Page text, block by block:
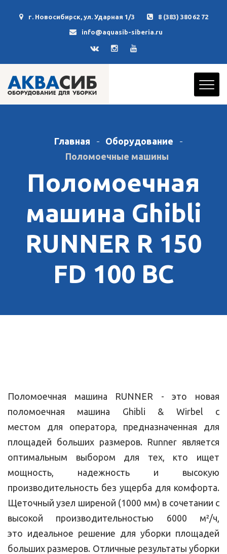
г. Новосибирск, ул. Ударная 1/3 8 (383) 380 62 72
info@aquasib-siberia.ru
Главная
Оборудование
Поломоечные машины
Поломоечная
машина Ghibli
RUNNER R 150
FD 100 BC
Поломоечная машина RUNNER - это новая
поломоечная машина Ghibli & Wirbel с
местом для оператора, предназначенная для
площадей больших размеров. Runner является
оптимальным выбором для тех, кто ищет
мощность, надежность и высокую
производительность без ущерба для комфорта.
Щеточный узел ширеной (1000 мм) в сочетании с
высокой производительностью 6000 м²/ч,
это идеальное решение для уборки площадей
больших размеров. Отличные результаты уборки